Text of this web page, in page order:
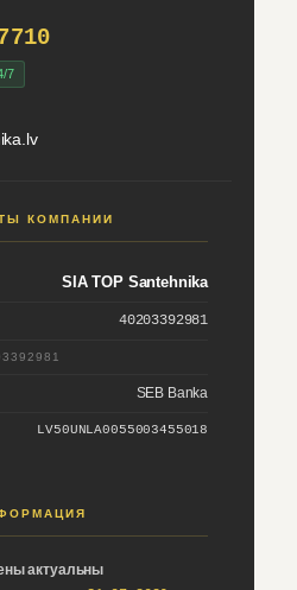
7
КОМПАНИИ
SIA TOP Santehnika
40203392981
SEB Banka
LV50UNLA0055003455018
актуальны